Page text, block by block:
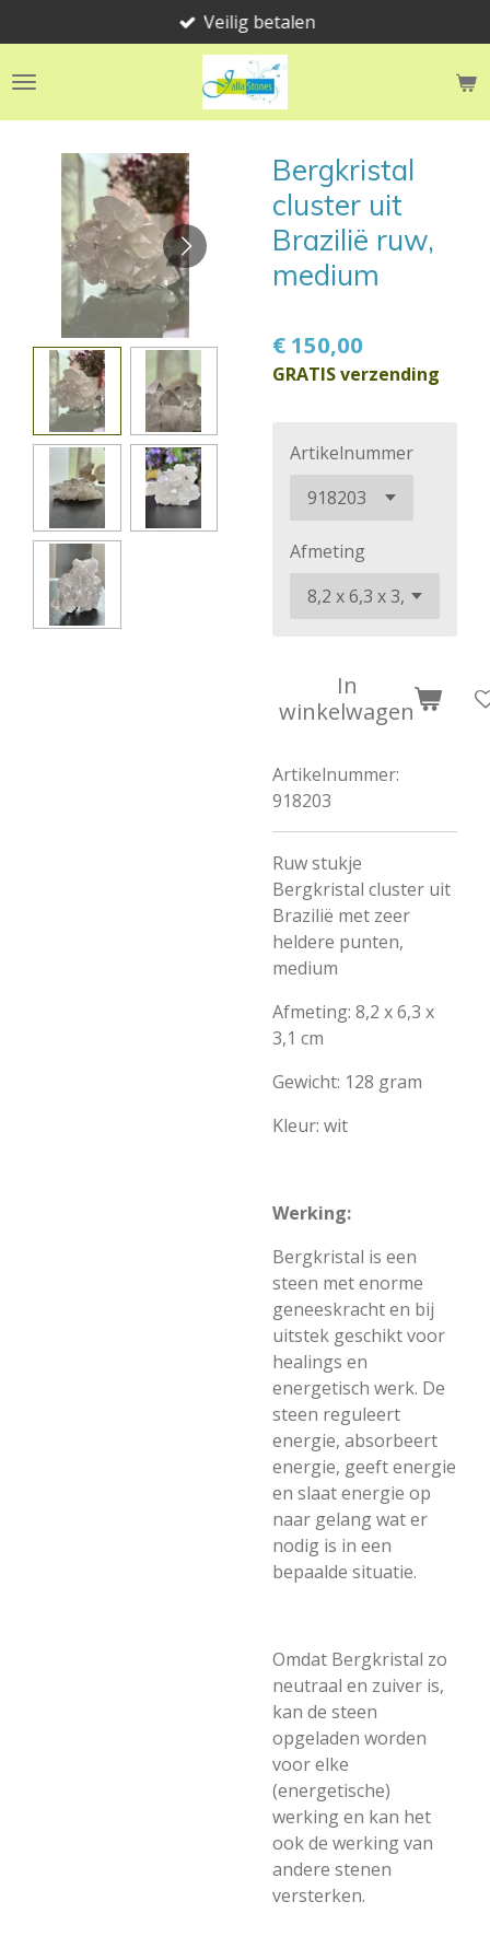
direct
naar
Veilig betalen
Bergkristal
cluster uit
Brazilië ruw,
medium
€ 150,00
GRATIS verzending
Artikelnummer
Afmeting
In
winkelwagen
Artikelnummer:
918203
Ruw stukje
Bergkristal cluster uit
Brazilië met zeer
heldere punten,
medium
Afmeting: 8,2 x 6,3 x
3,1 cm
Gewicht: 128 gram
Kleur: wit
Werking:
Bergkristal is een
steen met enorme
geneeskracht en bij
uitstek geschikt voor
healings en
energetisch werk. De
steen reguleert
energie, absorbeert
energie, geeft energie
en slaat energie op
naar gelang wat er
nodig is in een
bepaalde situatie.
Omdat Bergkristal zo
neutraal en zuiver is,
kan de steen
opgeladen worden
voor elke
(energetische)
werking en kan het
ook de werking van
andere stenen
versterken.